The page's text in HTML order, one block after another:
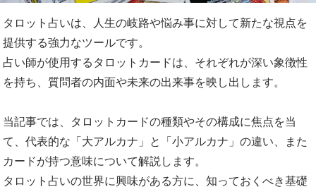
タロット占いは、人生の岐路や悩み事に対して新たな視点を
提供する強力なツールです。
占い師が使用するタロットカードは、それぞれが深い象徴性
を持ち、質問者の内面や未来の出来事を映し出します。
当記事では、タロットカードの種類やその構成に焦点を当
て、代表的な「大アルカナ」と「小アルカナ」の違い、また
カードが持つ意味について解説します。
タロット占いの世界に興味がある方に、知っておくべき基礎